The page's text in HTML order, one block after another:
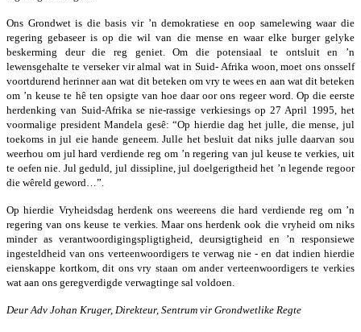
Ons Grondwet is die basis vir ’n demokratiese en oop samelewing waar die
regering gebaseer is op die wil van die mense en waar elke burger gelyke
beskerming deur die reg geniet. Om die potensiaal te ontsluit en ’n
lewensgehalte te verseker vir almal wat in Suid-­ Afrika woon, moet ons onsself
voortdurend herinner aan wat dit beteken om vry te wees en aan wat dit beteken
om ’n keuse te hê ten opsigte van hoe daar oor ons regeer word. Op die eerste
herdenking van Suid-­Afrika se nie-­rassige verkiesings op 27 April 1995, het
voormalige president Mandela gesê: “Op hierdie dag het julle, die mense, jul
toekoms in jul eie hande geneem. Julle het besluit dat niks julle daarvan sou
weerhou om jul hard verdiende reg om ’n regering van jul keuse te verkies, uit
te oefen nie. Jul geduld, jul dissipline, jul doelgerigtheid het ’n legende regoor
die wêreld geword…”.
Op hierdie Vryheidsdag herdenk ons weereens die hard verdiende reg om ’n
regering van ons keuse te verkies. Maar ons herdenk ook die vryheid om niks
minder as verantwoordigingspligtigheid, deursigtigheid en ’n responsiewe
ingesteldheid van ons verteenwoordigers te verwag nie -­ en dat indien hierdie
eienskappe kortkom, dit ons vry staan om ander verteenwoordigers te verkies
wat aan ons geregverdigde verwagtinge sal voldoen.
Deur Adv Johan Kruger, Direkteur, Sentrum vir Grondwetlike Regte